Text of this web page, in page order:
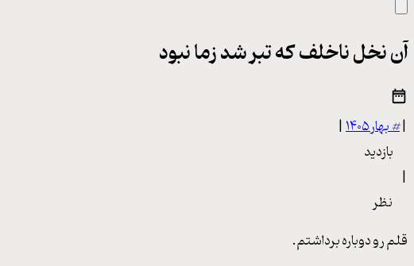
آن نخل ناخلف که تبر شد زما نبود
|
#بهار ۱۴۰۵
|
بازدید
|
نظر
قلم رو دوباره برداشتم.